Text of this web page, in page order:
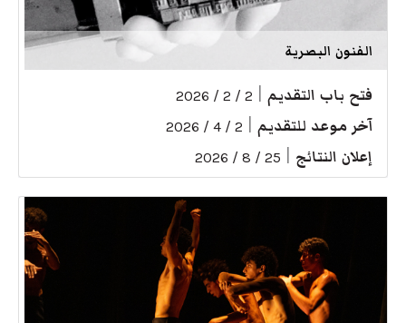
الفنون البصرية
فتح باب التقديم 2 / 2 / 2026
آخر موعد للتقديم 2 / 4 / 2026
إعلان النتائج 25 / 8 / 2026